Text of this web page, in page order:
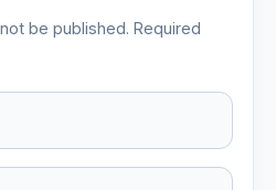
be published. Required